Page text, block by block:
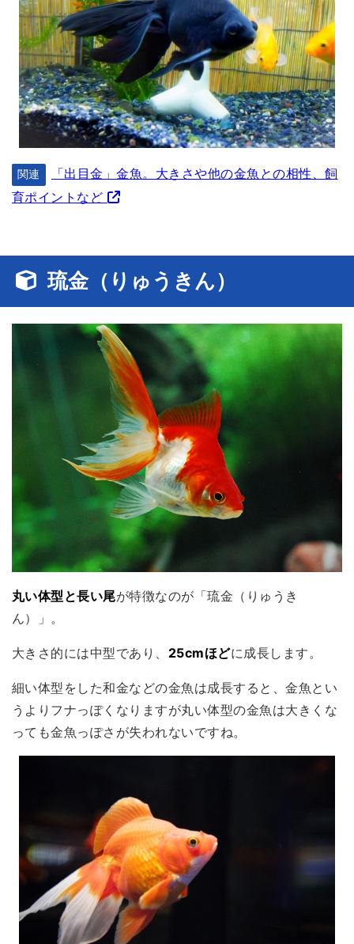
関連
「出目金」金魚。大きさや他の金魚との相性、飼
育ポイントなど
琉金（りゅうきん）
丸い体型と長い尾が特徴なのが「琉金（りゅうき
ん）」。
大きさ的には中型であり、 25cmほどに成長します。
細い体型をした和金などの金魚は成長すると、金魚とい
うよりフナっぽくなりますが丸い体型の金魚は大きくな
っても金魚っぽさが失われないですね。